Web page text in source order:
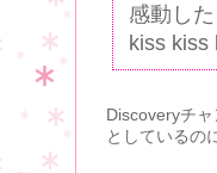
感動し
kiss kiss
Discoveryチ
としているの